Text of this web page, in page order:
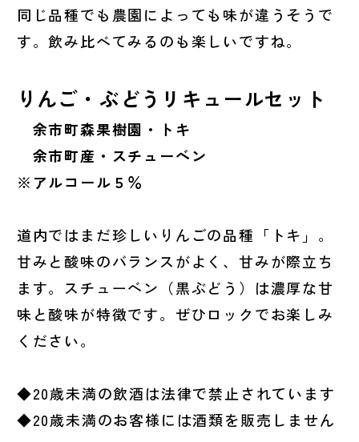
同じ品種でも農園によっても味が違うそうで
す。飲み比べてみるのも楽しいですね。
りんご・ぶどうリキュールセット
余市町森果樹園・トキ
余市町産・スチューベン
※アルコール５％
道内ではまだ珍しいりんごの品種「トキ」。
甘みと酸味のバランスがよく、甘みが際立ち
ます。スチューベン（黒ぶどう）は濃厚な甘
味と酸味が特徴です。ぜひロックでお楽しみ
ください。
◆20歳未満の飲酒は法律で禁止されています
◆20歳未満のお客様には酒類を販売しません